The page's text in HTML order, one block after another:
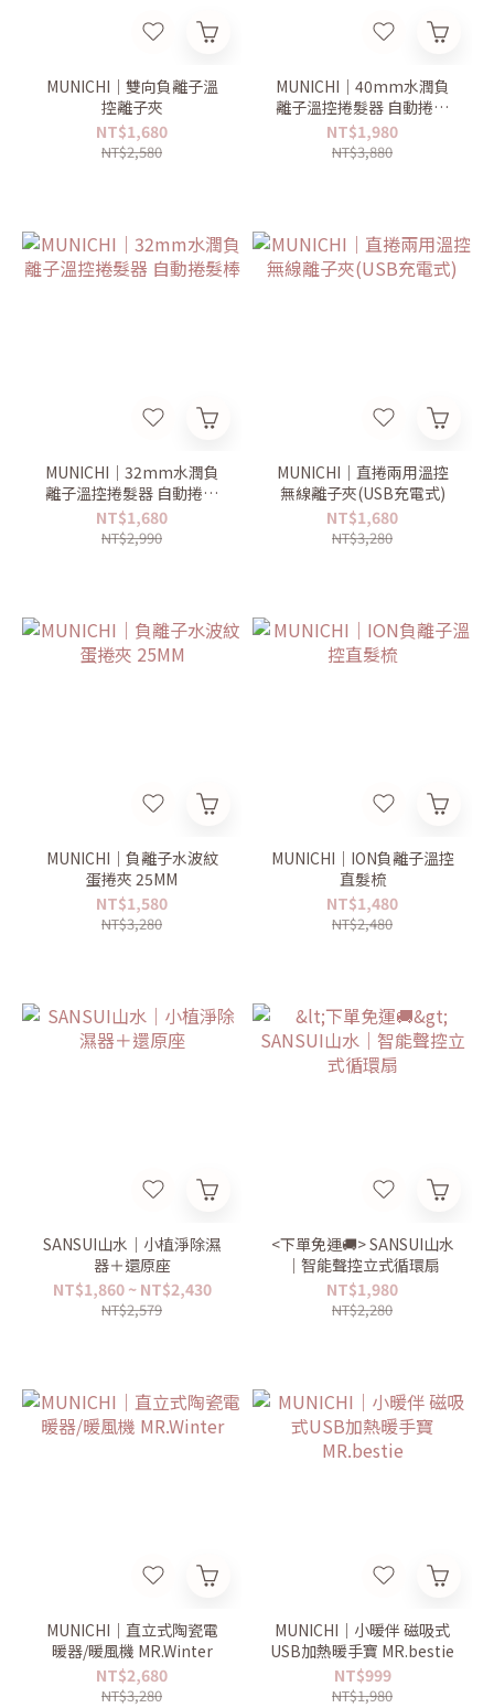
MUNICHI｜雙向負離子溫
控離子夾
NT$1,680
NT$2,580
MUNICHI｜40mm水潤負
離子溫控捲髮器 自動捲髮
棒
NT$1,980
NT$3,880
MUNICHI｜32mm水潤負
離子溫控捲髮器 自動捲髮
棒
NT$1,680
NT$2,990
MUNICHI｜直捲兩用溫控
無線離子夾(USB充電式)
NT$1,680
NT$3,280
MUNICHI｜負離子水波紋
蛋捲夾 25MM
NT$1,580
NT$3,280
MUNICHI｜ION負離子溫控
直髮梳
NT$1,480
NT$2,480
SANSUI山水｜小植淨除濕
器＋還原座
NT$1,860 ~ NT$2,430
NT$2,579
<下單免運🚚> SANSUI山水
｜智能聲控立式循環扇
NT$1,980
NT$2,280
MUNICHI｜直立式陶瓷電
暖器/暖風機 MR.Winter
NT$2,680
NT$3,280
MUNICHI｜小暖伴 磁吸式
USB加熱暖手寶 MR.bestie
NT$999
NT$1,980